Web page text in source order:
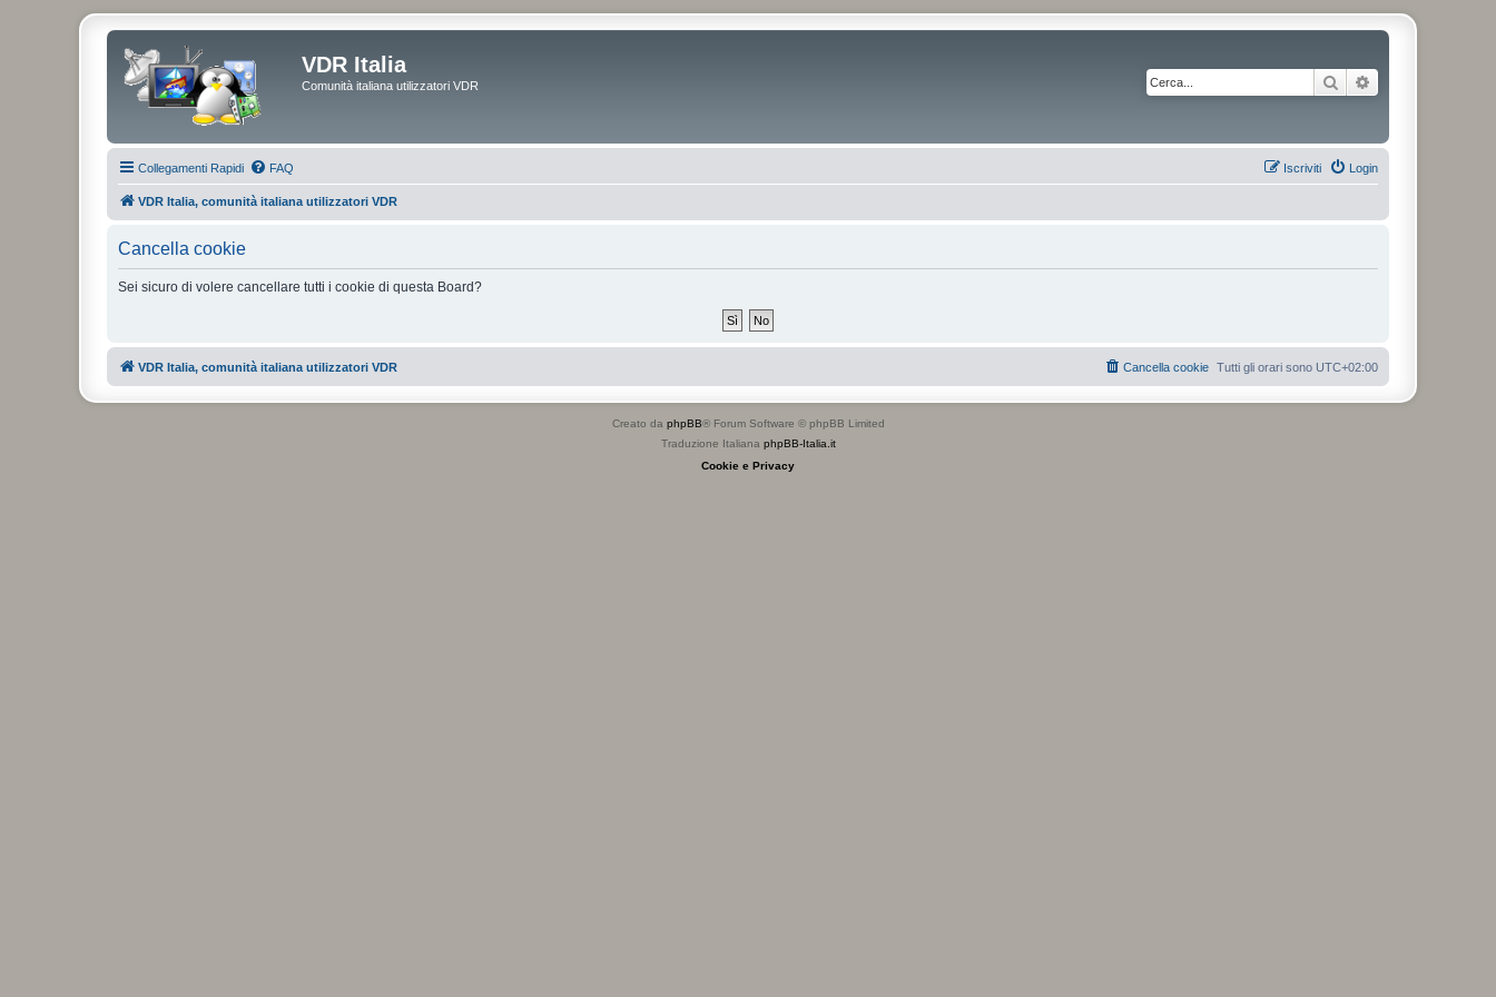
VDR Italia
Comunità italiana utilizzatori VDR Cerca
Collegamenti Rapidi FAQ Login
Iscriviti
VDR Italia, comunità italiana utilizzatori VDR
Cancella cookie
Sei sicuro di volere cancellare tutti i cookie di questa Board?
VDR Italia, comunità italiana utilizzatori VDR Tutti gli orari sono UTC+02:00
Cancella cookie
Creato da phpBB® Forum Software © phpBB Limited
Traduzione Italiana phpBB-Italia.it
Cookie e Privacy